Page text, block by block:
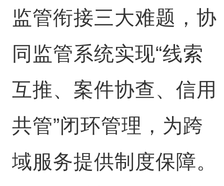
监管衔接三大难题，协
同监管系统实现“线索
互推、案件协查、信用
共管”闭环管理，为跨
域服务提供制度保障。